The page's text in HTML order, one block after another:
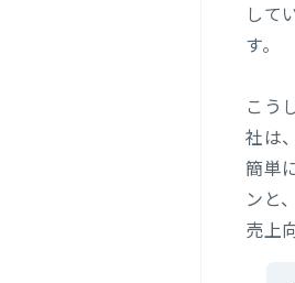
して
す。
こう
社は
簡単
ンと
売上